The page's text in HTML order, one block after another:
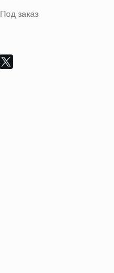
Под заказ